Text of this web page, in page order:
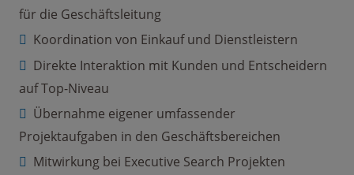
für die Geschäftsleitung
Koordination von Einkauf und Dienstleistern
Direkte Interaktion mit Kunden und Entscheidern
auf Top-Niveau
Übernahme eigener umfassender
Projektaufgaben in den Geschäftsbereichen
Mitwirkung bei Executive Search Projekten